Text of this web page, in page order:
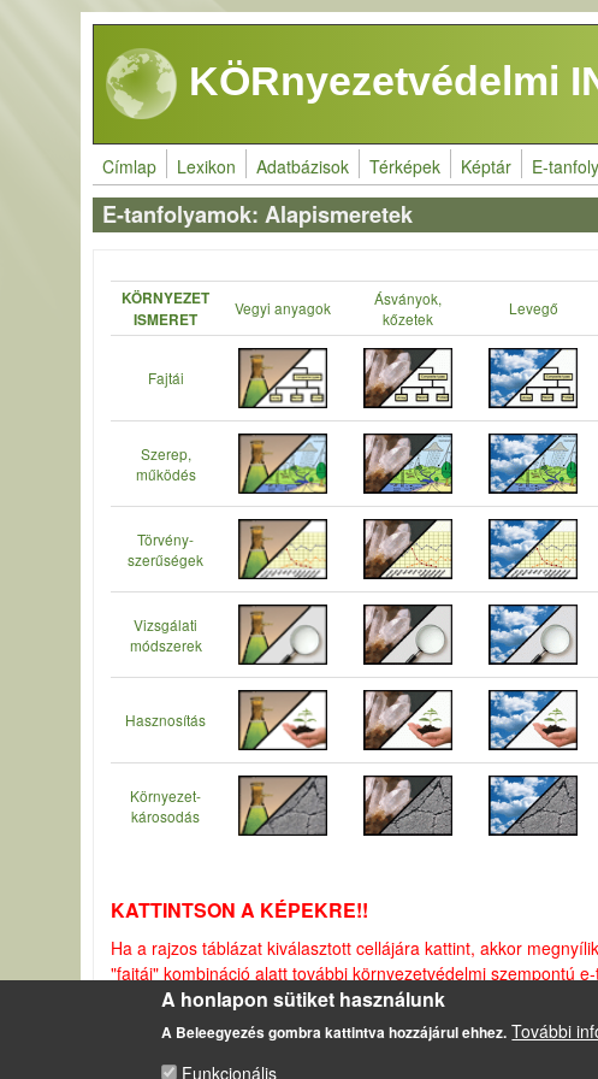
Ugrás a tartalomra
KÖRnyezetvédelmi
Címlap Lexikon Adatbázisok Térképek Képtár E-
E-tanfolyamok: Alapismeretek
KÖRNYEZET
ISMERET
Vegyi anyagok
Ásványok,
kőzetek
Levegő
Fajtái
Szerep,
működés
Törvény-
szerűségek
Vizsgálati
módszerek
Hasznosítás
Környezet-
károsodás
KATTINTSON A KÉPEKRE!!
Ha a rajzos táblázat kiválasztott cellájára kattint, akkor
"fajtái" kombináció alatt további környezetvédelmi szempontú
LÁBLÉC
Impresszum
A honlapon sütiket használunk
A Beleegyezés gombra kattintva hozzájárul ehhez. További
Funkcionális